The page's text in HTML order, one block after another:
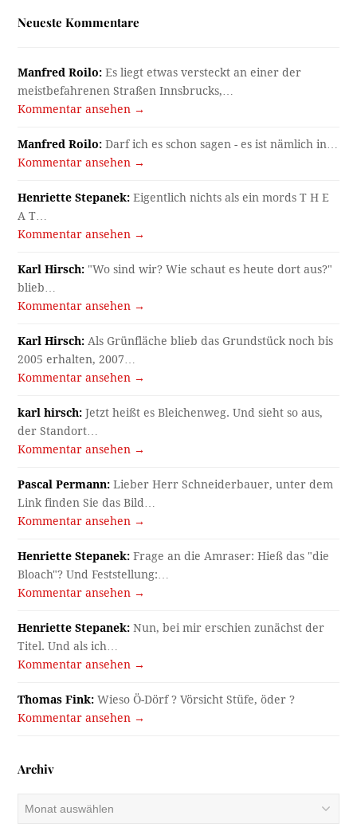
Neueste Kommentare
Manfred Roilo: Es liegt etwas versteckt an einer der
meistbefahrenen Straßen Innsbrucks,…
Kommentar ansehen →
Manfred Roilo: Darf ich es schon sagen - es ist nämlich in…
Kommentar ansehen →
Henriette Stepanek: Eigentlich nichts als ein mords T H E
A T…
Kommentar ansehen →
Karl Hirsch: "Wo sind wir? Wie schaut es heute dort aus?"
blieb…
Kommentar ansehen →
Karl Hirsch: Als Grünfläche blieb das Grundstück noch bis
2005 erhalten, 2007…
Kommentar ansehen →
karl hirsch: Jetzt heißt es Bleichenweg. Und sieht so aus,
der Standort…
Kommentar ansehen →
Pascal Permann: Lieber Herr Schneiderbauer, unter dem
Link finden Sie das Bild…
Kommentar ansehen →
Henriette Stepanek: Frage an die Amraser: Hieß das "die
Bloach"? Und Feststellung:…
Kommentar ansehen →
Henriette Stepanek: Nun, bei mir erschien zunächst der
Titel. Und als ich…
Kommentar ansehen →
Thomas Fink: Wieso Ö-Dörf ? Vörsicht Stüfe, öder ?
Kommentar ansehen →
Archiv
Archiv